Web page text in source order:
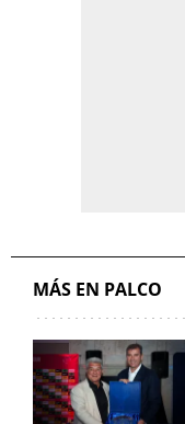
MÁS EN PALCO